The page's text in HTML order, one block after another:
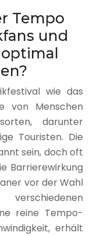
Tempo
und
wie das
von Menschen
darunter
Touristen. Die
sein, doch oft
Barrierewirkung
vor der Wahl
reine Tempo-
erhält